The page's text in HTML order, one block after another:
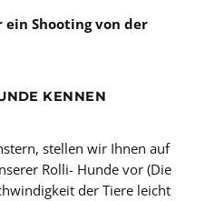
ein Shooting von der
KENNEN
stellen wir Ihnen auf
Rolli- Hunde vor (Die
der Tiere leicht